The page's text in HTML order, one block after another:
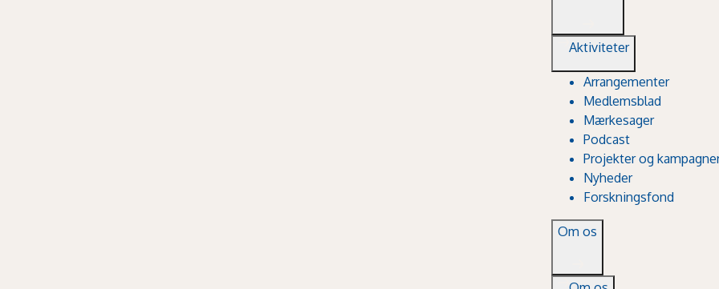
Aktiviteter
Arrangementer
Medlemsblad
Mærkesager
Podcast
Projekter og
Nyheder
Forskningsfond
Om os